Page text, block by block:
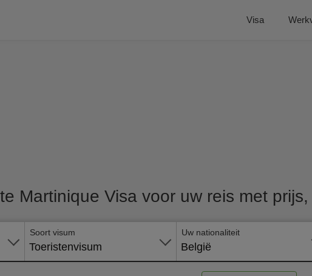
Visa
Martinique Visa voor uw reis met
Soort visum
Toeristenvisum
Uw nationaliteit
België